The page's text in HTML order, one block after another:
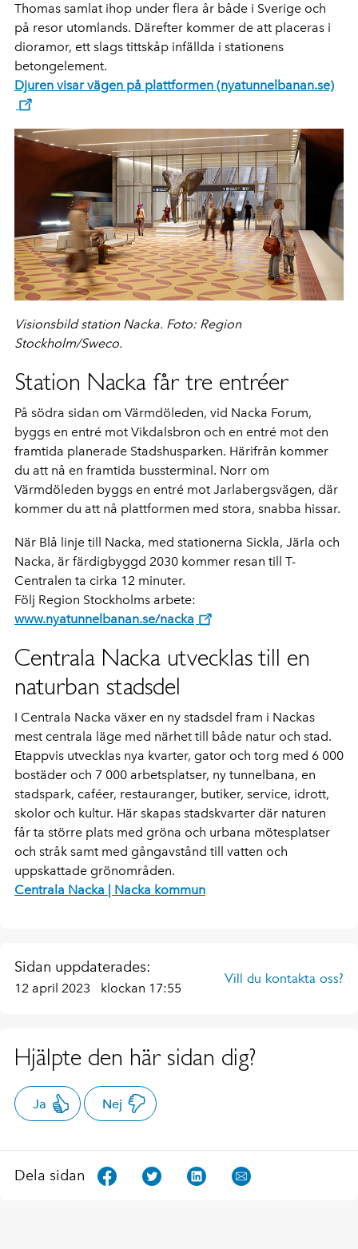
Thomas samlat ihop under flera år både i Sverige och
på resor utomlands. Därefter kommer de att placeras i
dioramor, ett slags tittskåp infällda i stationens
betongelement.
Djuren visar vägen på plattformen (nyatunnelbanan.se)
Visionsbild station Nacka. Foto: Region
Stockholm/Sweco.
Station Nacka får tre entréer
På södra sidan om Värmdöleden, vid Nacka Forum,
byggs en entré mot Vikdalsbron och en entré mot den
framtida planerade Stadshusparken. Härifrån kommer
du att nå en framtida bussterminal. Norr om
Värmdöleden byggs en entré mot Jarlabergsvägen, där
kommer du att nå plattformen med stora, snabba hissar.
När Blå linje till Nacka, med stationerna Sickla, Järla och
Nacka, är färdigbyggd 2030 kommer resan till T-
Centralen ta cirka 12 minuter.
Följ Region Stockholms arbete:
www.nyatunnelbanan.se/nacka
Centrala Nacka utvecklas till en
naturban stadsdel
I Centrala Nacka växer en ny stadsdel fram i Nackas
mest centrala läge med närhet till både natur och stad.
Etappvis utvecklas nya kvarter, gator och torg med 6 000
bostäder och 7 000 arbetsplatser, ny tunnelbana, en
stadspark, caféer, restauranger, butiker, service, idrott,
skolor och kultur. Här skapas stadskvarter där naturen
får ta större plats med gröna och urbana mötesplatser
och stråk samt med gångavstånd till vatten och
uppskattade grönområden.
Centrala Nacka | Nacka kommun
Sidan uppdaterades:
12 april 2023 klockan 17:55
Vill du kontakta oss?
Hjälpte den här sidan dig?
Ja Nej
Dela sidan